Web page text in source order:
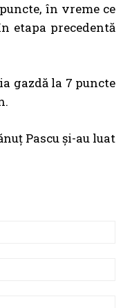
în vreme ce
etapa precedentă
gazdă la 7 puncte
Pascu şi-au luat